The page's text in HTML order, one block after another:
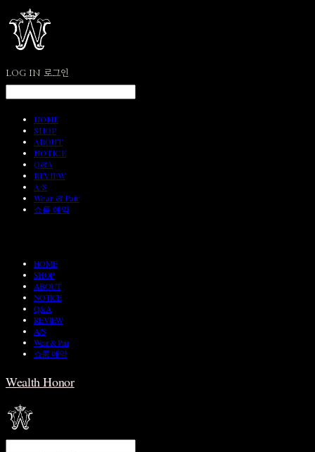
LOG IN 로그인
HOME
SHOP
ABOUT
NOTICE
Q&A
REVIEW
A/S
Wear & Pair
쇼룸 예약
HOME
SHOP
ABOUT
NOTICE
Q&A
REVIEW
A/S
Wear & Pair
쇼룸 예약
Wealth Honor